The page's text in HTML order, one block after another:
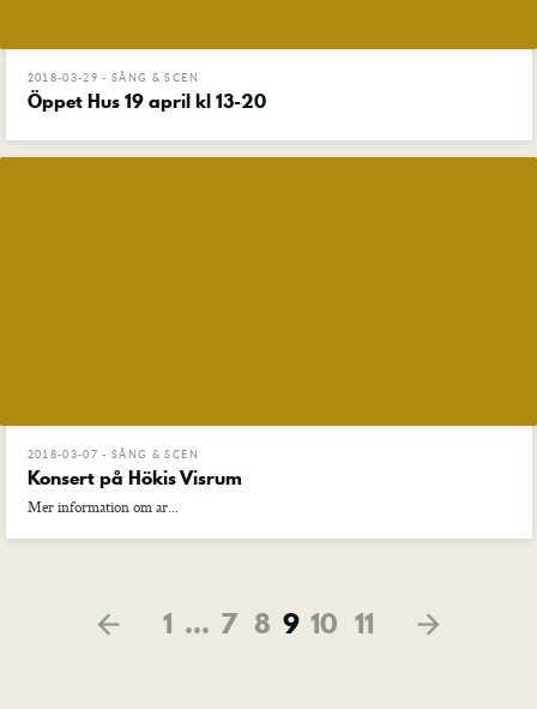
2018-03-29 - SÅNG & SCEN
Öppet Hus 19 april kl 13-20
2018-03-07 - SÅNG & SCEN
Konsert på Hökis Visrum
Mer information om ar...
arrow_back 1 … 7 8 9 10 11 arrow_forward